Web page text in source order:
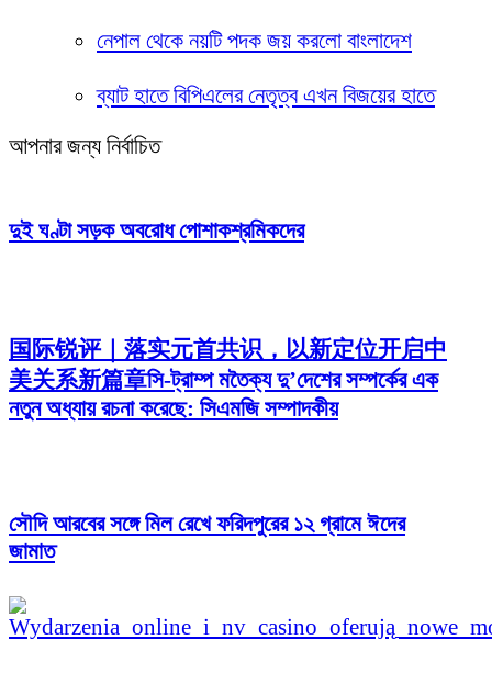
নেপাল থেকে নয়টি পদক জয় করলো বাংলাদেশ
ব্যাট হাতে বিপিএলের নেতৃত্ব এখন বিজয়ের হাতে
আপনার জন্য নির্বাচিত
দুই ঘণ্টা সড়ক অবরোধ পোশাকশ্রমিকদের
国际锐评｜落实元首共识，以新定位开启中
美关系新篇章সি-ট্রাম্প মতৈক্য দু’দেশের সম্পর্কের এক
নতুন অধ্যায় রচনা করেছে: সিএমজি সম্পাদকীয়
সৌদি আরবের সঙ্গে মিল রেখে ফরিদপুরের ১২ গ্রামে ঈদের
জামাত